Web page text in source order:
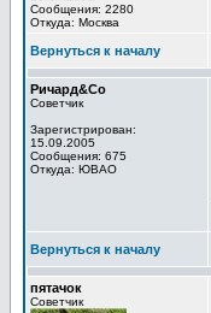
Сообщения: 2280
Откуда: Москва
Вернуться к началу
Ричард&Со
Советчик
Зарегистрирован:
15.09.2005
Сообщения: 675
Откуда: ЮВАО
Вернуться к началу
пятачок
Советчик